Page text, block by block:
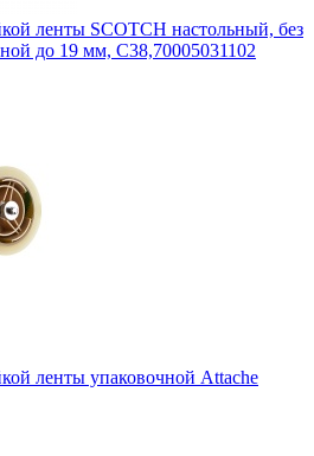
ленты SCOTCH настольный, без
до 19 мм, С38,70005031102
ленты упаковочной Attache